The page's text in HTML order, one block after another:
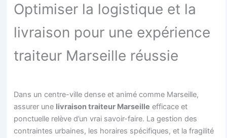
Optimiser la logistique et la
livraison pour une expérience
traiteur Marseille réussie
Dans un centre-ville dense et animé comme Marseille,
assurer une livraison traiteur Marseille efficace et
ponctuelle relève d’un vrai savoir-faire. La gestion des
contraintes urbaines, les horaires spécifiques, et la fragilité